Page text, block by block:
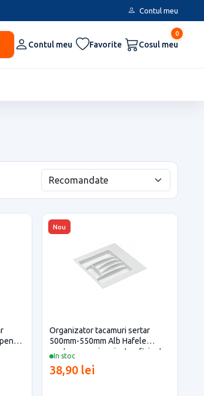
Contul meu
Contul meu Favorite
0
Cosul meu
Nou
In stoc
Organizator tacamuri sertar
500mm-550mm Alb Hafele
pentru casa si proiecte eficiente
38,90 lei